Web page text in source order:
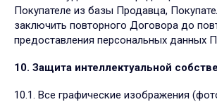
Покупателе из базы Продавца,
заключить повторного Договора до
предоставления персональных данных
10. Защита интеллектуальной
10.1. Все графические изображения